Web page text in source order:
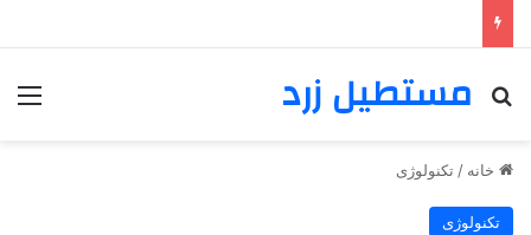
مستطیل زرد
خانه / تکنولوژی
تکنولوژی